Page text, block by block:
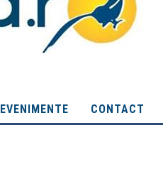
EVENIMENTE CONTACT